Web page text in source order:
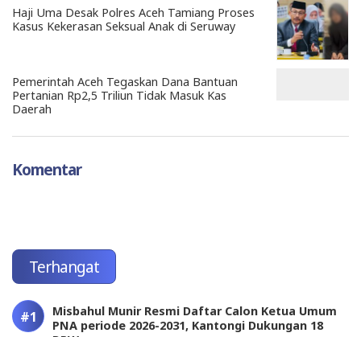
Haji Uma Desak Polres Aceh Tamiang Proses
Kasus Kekerasan Seksual Anak di Seruway
Pemerintah Aceh Tegaskan Dana Bantuan
Pertanian Rp2,5 Triliun Tidak Masuk Kas
Daerah
Komentar
Terhangat
Misbahul Munir Resmi Daftar Calon Ketua Umum
PNA periode 2026-2031, Kantongi Dukungan 18